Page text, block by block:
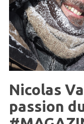
Nicolas
passion